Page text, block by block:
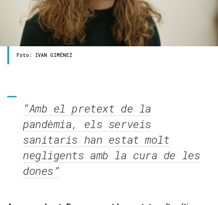
Foto: IVAN GIMÉNEZ
“Amb el pretext de la
pandèmia, els serveis
sanitaris han estat molt
negligents amb la cura de les
dones”